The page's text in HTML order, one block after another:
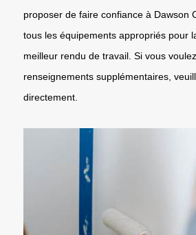
proposer de faire confiance à Dawson
tous les équipements appropriés pour
meilleur rendu de travail. Si vous
renseignements supplémentaires,
directement.